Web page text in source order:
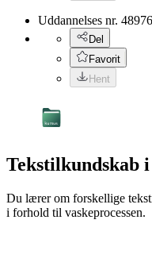
Uddannelses nr. 48976
Del
Favorit
Hent
Tekstilkundskab
Du lærer om forskellige
i forhold til vaskeprocessen.